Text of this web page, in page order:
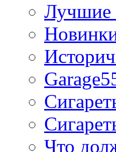
Лучшие
Что